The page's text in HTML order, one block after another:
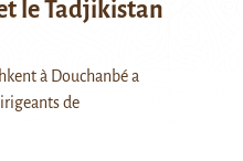
le Tadjikistan
à Douchanbé a
de